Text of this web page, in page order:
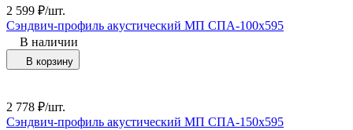
2 599 ₽/шт.
Сэндвич-профиль акустический МП СПА-100х595
В наличии
В корзину
2 778 ₽/шт.
Сэндвич-профиль акустический МП СПА-150х595